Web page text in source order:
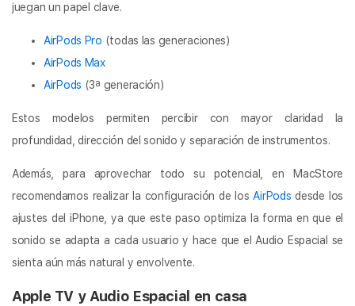
juegan un papel clave.
AirPods Pro (todas las generaciones)
AirPods Max
AirPods (3ª generación)
Estos modelos permiten percibir con mayor claridad la
profundidad, dirección del sonido y separación de instrumentos.
Además, para aprovechar todo su potencial, en MacStore
recomendamos realizar la configuración de losAirPods desde los
ajustes del iPhone, ya que este paso optimiza la forma en que el
sonido se adapta a cada usuario y hace que el Audio Espacial se
sienta aún más natural y envolvente.
Apple TV y Audio Espacial en casa